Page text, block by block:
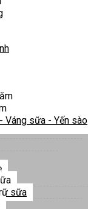
Váng sữa - Yến sào
sữa